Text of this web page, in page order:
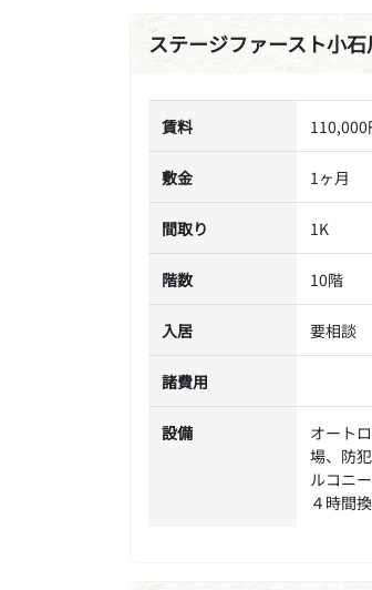
ステージファースト小
賃料 110,000
敷金 1ヶ月
間取り 1K
階数 10階
入居 要相談
諸費用
設備
オート
場、防
ルコニ
４時間